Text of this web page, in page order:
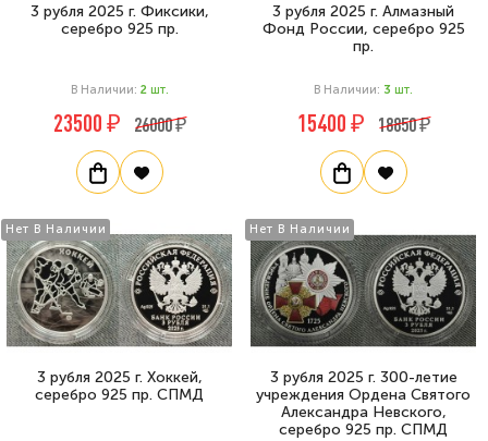
3 рубля 2025 г. Фиксики,
серебро 925 пр.
В Наличии: 2 Шт.
23500 ₽ 26000 ₽
3 рубля 2025 г. Алмазный
Фонд России, серебро 925
пр.
В Наличии: 3 Шт.
15400 ₽ 18850 ₽
Нет В Наличии
3 рубля 2025 г. Хоккей,
серебро 925 пр. СПМД
Нет В Наличии
3 рубля 2025 г. 300-летие
учреждения Ордена Святого
Александра Невского,
серебро 925 пр. СПМД